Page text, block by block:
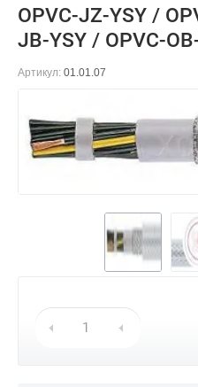
OPVC-JZ-YSY /
JB-YSY / OPVC-
Артикул: 01.01.07